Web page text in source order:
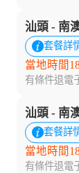
汕頭 - 南
套餐詳
當地時間
有條件退電
汕頭 - 南
套餐詳
當地時間
有條件退電